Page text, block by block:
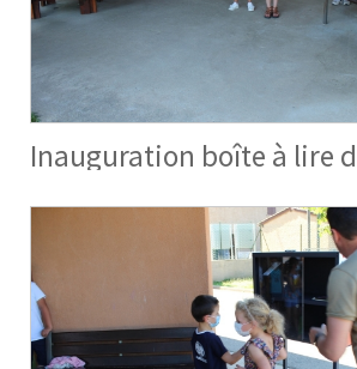
Inauguration boîte à lire